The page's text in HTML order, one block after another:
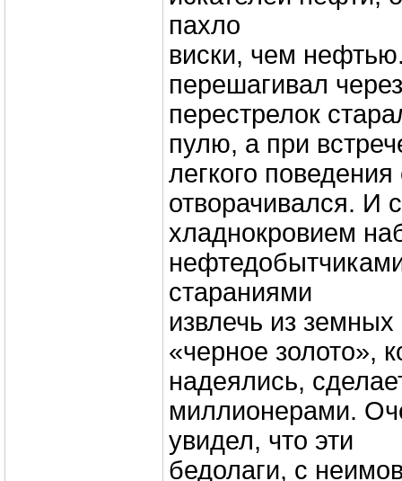
пахло
виски, чем
перешагивал
перестрелок
пулю, а при
легкого
отворачивался. И
хладнокровием
стараниями
извлечь из
«черное золото»,
надеялись,
миллионерами.
увидел, что эти
бедолаги, с